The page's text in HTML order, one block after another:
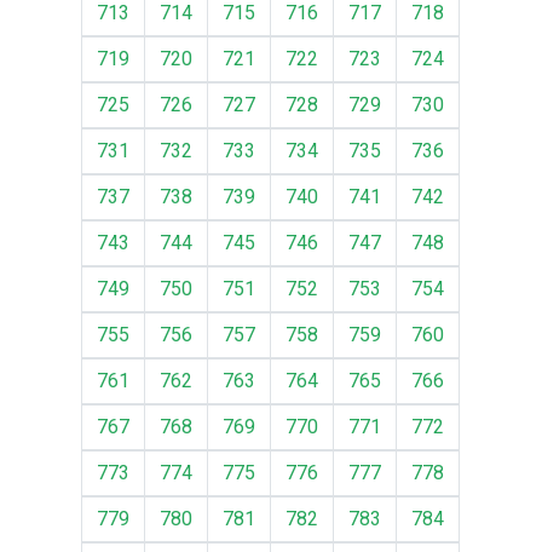
713
714 715 716 717
718
719
720 721 722 723
724
725
726 727 728 729
730
731
732 733 734 735
736
737
738 739 740 741
742
743
744 745 746 747
748
749
750 751 752 753
754
755
756 757 758 759
760
761
762 763 764 765
766
767
768 769 770 771
772
773
774 775 776 777
778
779
780 781 782 783
784